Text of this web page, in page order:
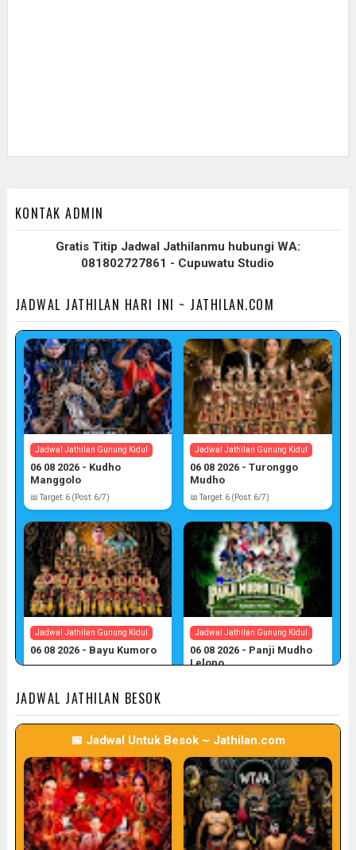
KONTAK ADMIN
Gratis Titip Jadwal Jathilanmu hubungi WA:
081802727861 - Cupuwatu Studio
JADWAL JATHILAN HARI INI ~ JATHILAN.COM
Jadwal Jathilan Gunung Kidul
06 08 2026 - Kudho
Manggolo
📅 Target: 6 (Post: 6/7)
Jadwal Jathilan Gunung Kidul
06 08 2026 - Turonggo
Mudho
📅 Target: 6 (Post: 6/7)
Jadwal Jathilan Gunung Kidul
06 08 2026 - Bayu Kumoro
Jadwal Jathilan Gunung Kidul
06 08 2026 - Panji Mudho
Lelono
Jadwal Jathilan Gunung Kidul
06 08 2026 - Wahyu Budoyo
JADWAL JATHILAN BESOK
📅 Jadwal Untuk Besok ~ Jathilan.com